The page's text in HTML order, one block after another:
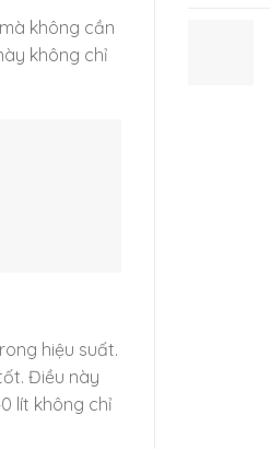
không cần
không chỉ
hiệu suất.
Điều này
lít không chỉ